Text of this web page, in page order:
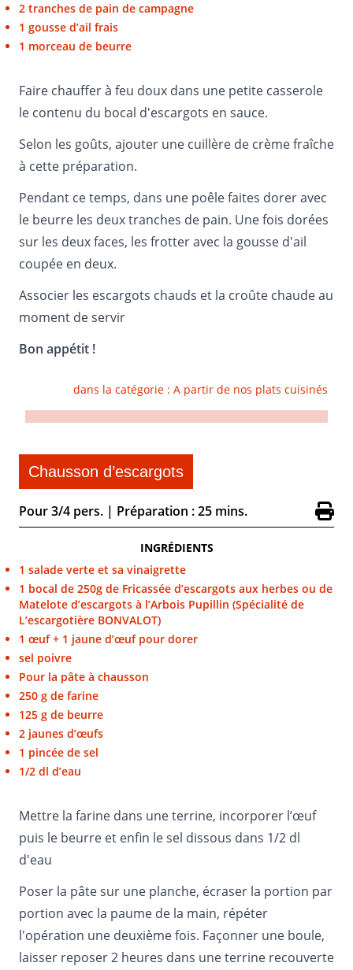
2 tranches de pain de campagne
1 gousse d’ail frais
1 morceau de beurre
Faire chauffer à feu doux dans une petite casserole
le contenu du bocal d'escargots en sauce.
Selon les goûts, ajouter une cuillère de crème fraîche
à cette préparation.
Pendant ce temps, dans une poêle faites dorer avec
le beurre les deux tranches de pain. Une fois dorées
sur les deux faces, les frotter avec la gousse d'ail
coupée en deux.
Associer les escargots chauds et la croûte chaude au
moment de servir
Bon appétit !
dans la catégorie : A partir de nos plats cuisinés
Chausson d’escargots
Pour 3/4 pers. | Préparation : 25 mins.
INGRÉDIENTS
1 salade verte et sa vinaigrette
1 bocal de 250g de Fricassée d’escargots aux herbes ou de
Matelote d’escargots à l’Arbois Pupillin (Spécialité de
L’escargotière BONVALOT)
1 œuf + 1 jaune d’œuf pour dorer
sel poivre
Pour la pâte à chausson
250 g de farine
125 g de beurre
2 jaunes d’œufs
1 pincée de sel
1/2 dl d’eau
Mettre la farine dans une terrine, incorporer l’œuf
puis le beurre et enfin le sel dissous dans 1/2 dl
d'eau
Poser la pâte sur une planche, écraser la portion par
portion avec la paume de la main, répéter
l'opération une deuxième fois. Façonner une boule,
laisser reposer 2 heures dans une terrine recouverte